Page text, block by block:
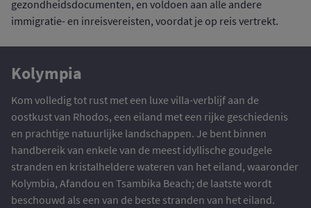
gezondheidsdocumenten, en voldoen aan alle andere
immigratie- en inreisvereisten, voordat je op reis vertrekt.
Kolympia
Kom volledig tot rust met een luxe villa-verblijf aan de
oostkust van Rhodos, een eiland met een rijke geschiedenis
en prachtige natuurlijke landschappen. Je bent binnen
handbereik van enkele van de meest idyllische goudgele
stranden en kristalheldere wateren van het eiland, waaronder
Kolymbia, Afandou en Tsambika Beach; de laatste wordt
beschouwd als een van de beste stranden van het eiland.